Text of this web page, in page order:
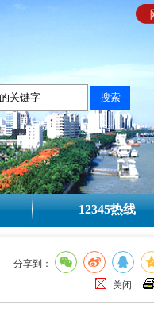
12345热线
分享到：
关闭